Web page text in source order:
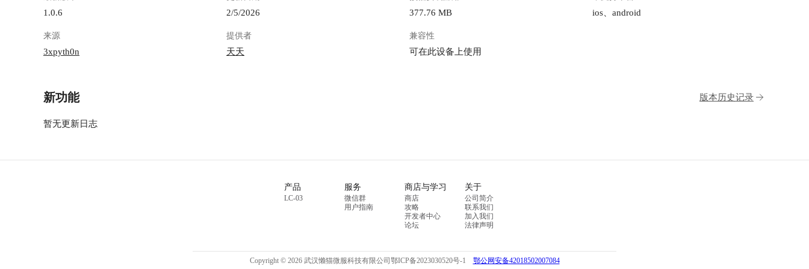
1.0.6 2/5/2026 377.76 MB ios、android
来源
3xpyth0n
提供者
天天
兼容性
可在此设备上使用
新功能 版本历史记录
暂无更新日志
产品
LC-03
服务
微信群
用户指南
商店与学习
商店
攻略
开发者中心
论坛
关于
公司简介
联系我们
加入我们
法律声明
Copyright © 2026 武汉懒猫微服科技有限公司 鄂ICP备2023030520号-1 鄂公网安备42018502007084